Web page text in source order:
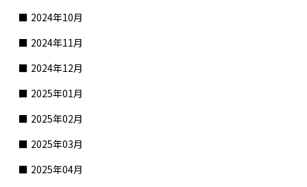
2024年10月
2024年11月
2024年12月
2025年01月
2025年02月
2025年03月
2025年04月